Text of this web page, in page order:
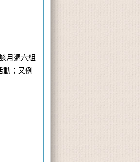
月週六組
動；又例